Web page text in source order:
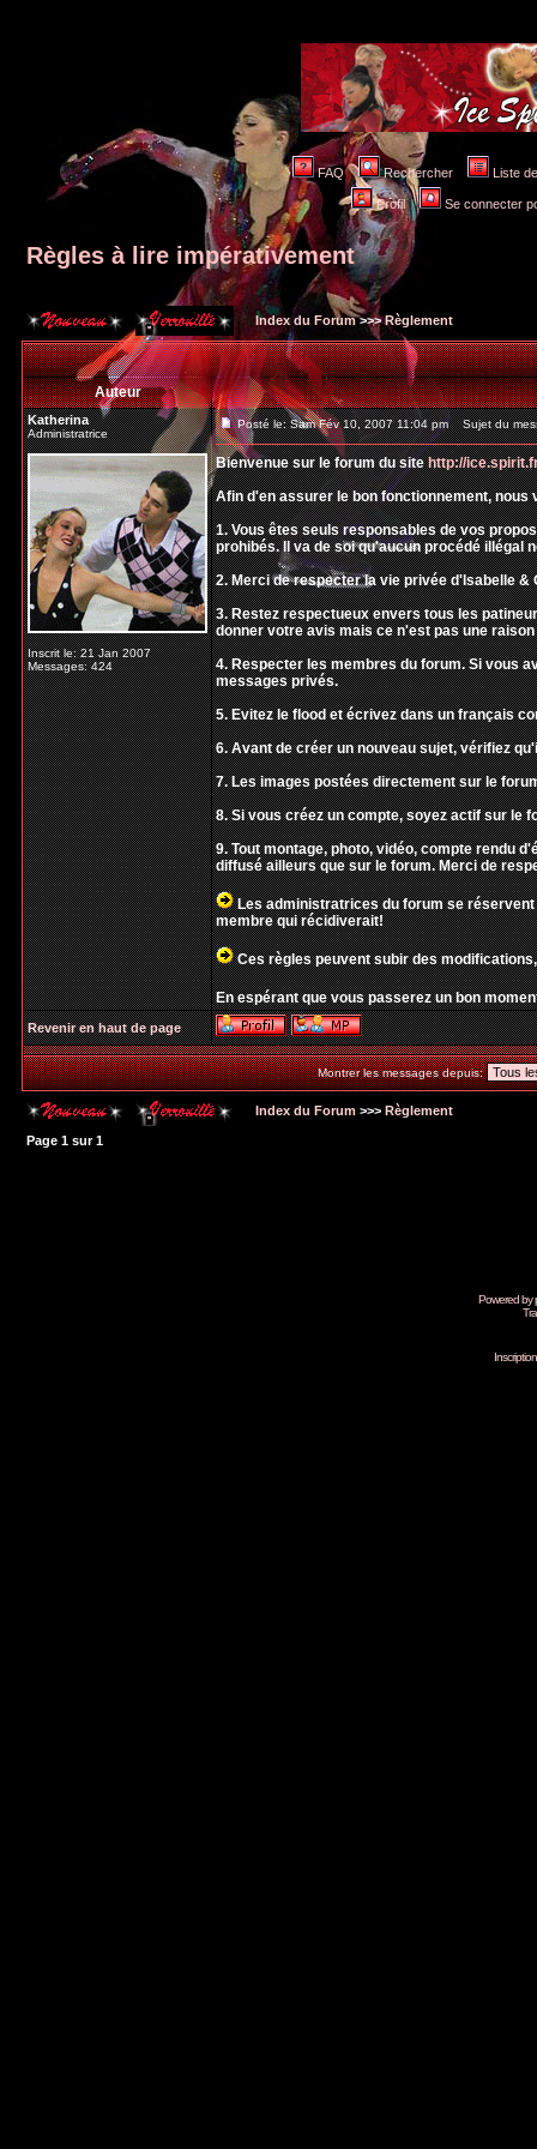
FAQ Rechercher Liste
Profil Se connecter
Règles à lire impérativement
Index du Forum>>>Règlement
Auteur
Katherina
Administratrice
Inscrit le: 21 Jan 2007
Messages: 424
Posté le: Sam Fév 10, 2007 11:04 pm Sujet du
Bienvenue sur le forum du sitehttp://
Afin d'en assurer le bon fonctionnement,
1. Vous êtes seuls responsables de vos
prohibés. Il va de soi qu'aucun procédé illégal
2. Merci de respecter la vie privée d'Isabelle &
3. Restez respectueux envers tous les
donner votre avis mais ce n'est pas une
4. Respecter les membres du forum. Si vous
messages privés.
5. Evitez le flood et écrivez dans un français
6. Avant de créer un nouveau sujet, vérifiez
7. Les images postées directement sur le
8. Si vous créez un compte, soyez actif sur le
9. Tout montage, photo, vidéo, compte rendu
diffusé ailleurs que sur le forum. Merci de
Les administratrices du forum se
membre qui récidiverait!
Ces règles peuvent subir des
En espérant que vous passerez un bon
Revenir en haut de page
Montrer les messages depuis:
Index du Forum >>> Règlement
Page 1 sur1
Powered by